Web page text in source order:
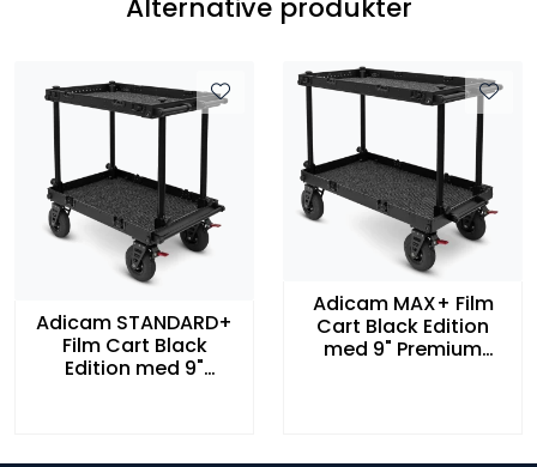
Alternative produkter
Adicam STANDARD+
Film Cart Black
Edition med 9"
Adicam MAX+ Film
Cart Black Edition
med 9" Premium